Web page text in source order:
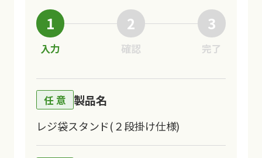
1
入力
2
確認
3
完了
製品名
レジ袋スタンド(２段掛け仕様)